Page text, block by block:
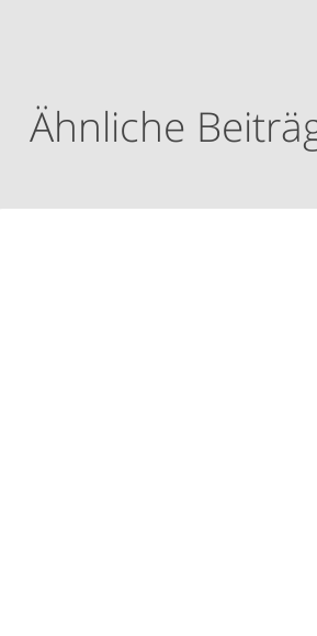
Ähnliche